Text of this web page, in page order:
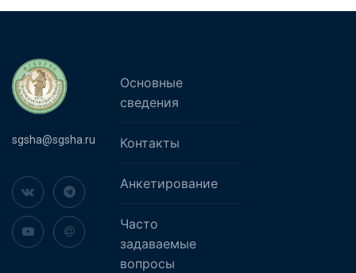
sgsha@sgsha.ru
Основные
сведения
Контакты
Анкетирование
Часто
задаваемые
вопросы